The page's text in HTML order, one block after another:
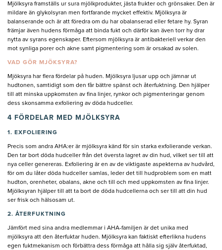
Mjölksyra framställs ur sura mjölkprodukter, jästa frukter och grönsaker. Den är
mildare än glykolsyran men fortfarande mycket effektiv. Mjölksyra är
balanserande och är att föredra om du har obalanserad eller fetare hy. Syran
främjar även hudens förmåga att binda fukt och därför kan även torr hy drar
nytta av syrans egenskaper. Eftersom mjölksyra är antibakteriell verkar den
mot synliga porer och akne samt pigmentering som är orsakad av solen.
VAD GÖR MJÖKSYRA?
Mjöksyra har flera fördelar på huden. Mjölksyra ljusar upp och jämnar ut
hudtonen, samtidigt som den får bättre spänst och återfuktning. Den hjälper
till att minska uppkomsten av fina linjer, rynkor och pigmenteringar genom
dess skonsamma exfoliering av döda hudceller.
4 FÖRDELAR MED MJÖLKSYRA
1. EXFOLIERING
Precis som andra AHA:er är mjölksyra känd för sin starka exfolierande verkan.
Den tar bort döda hudceller från det översta lagret av din hud, vilket ser till att
nya celler genereras. Exfoliering är en av de viktigaste aspekterna av hudvård,
för om du låter döda hudceller samlas, leder det till hudproblem som en matt
hudton, orenheter, obalans, akne och till och med uppkomsten av fina linjer.
Mjölksyran hjälper till att ta bort de döda hudcellerna och ser till att din hud
ser frisk och hälsosam ut.
2. ÅTERFUKTNING
Jämfört med sina andra medlemmar i AHA-familjen är det unika med
mjölksyra att den återfuktar huden. Mjölksyra kan faktiskt efterlikna hudens
egen fuktmekanism och förbättra dess förmåga att hålla sig själv återfuktad,